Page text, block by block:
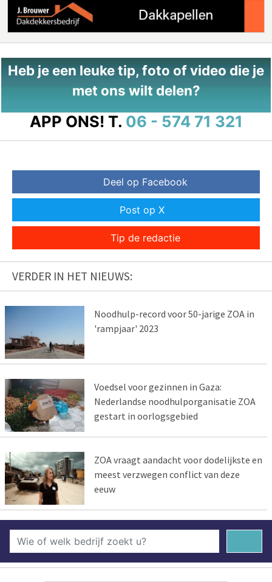
Heb je een leuke tip, foto of video die je
met ons wilt delen?
APP ONS! T. 06 - 574 71 321
Deel op Facebook
Post op X
Tip de redactie
VERDER IN HET NIEUWS:
Noodhulp-record voor 50-jarige ZOA in
'rampjaar' 2023
Voedsel voor gezinnen in Gaza:
Nederlandse noodhulporganisatie ZOA
gestart in oorlogsgebied
ZOA vraagt aandacht voor dodelijkste en
meest verzwegen conflict van deze
eeuw